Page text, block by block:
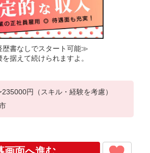
書なしでスタート可能≫
据えて続けられますよ。
円（スキル・経験を考慮）